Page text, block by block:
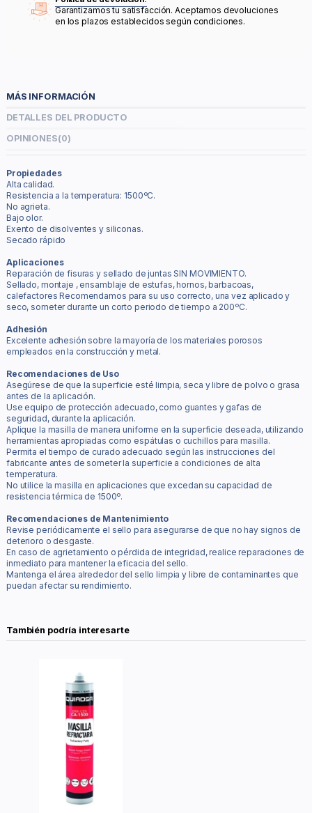
Garantizamos tu satisfacción. Aceptamos devoluciones
en los plazos establecidos según condiciones.
MÁS INFORMACIÓN
DETALLES DEL PRODUCTO
OPINIONES(0)
Propiedades
Alta calidad.
Resistencia a la temperatura: 1500ºC.
No agrieta.
Bajo olor.
Exento de disolventes y siliconas.
Secado rápido
Aplicaciones
Reparación de fisuras y sellado de juntas SIN MOVIMIENTO.
Sellado, montaje , ensamblaje de estufas, hornos, barbacoas,
calefactores Recomendamos para su uso correcto, una vez aplicado y
seco, someter durante un corto periodo de tiempo a 200ºC.
Adhesión
Excelente adhesión sobre la mayoría de los materiales porosos
empleados en la construcción y metal.
Recomendaciones de Uso
Asegúrese de que la superficie esté limpia, seca y libre de polvo o grasa
antes de la aplicación.
Use equipo de protección adecuado, como guantes y gafas de
seguridad, durante la aplicación.
Aplique la masilla de manera uniforme en la superficie deseada, utilizando
herramientas apropiadas como espátulas o cuchillos para masilla.
Permita el tiempo de curado adecuado según las instrucciones del
fabricante antes de someter la superficie a condiciones de alta
temperatura.
No utilice la masilla en aplicaciones que excedan su capacidad de
resistencia térmica de 1500º.
Recomendaciones de Mantenimiento
Revise periódicamente el sello para asegurarse de que no hay signos de
deterioro o desgaste.
En caso de agrietamiento o pérdida de integridad, realice reparaciones de
inmediato para mantener la eficacia del sello.
Mantenga el área alrededor del sello limpia y libre de contaminantes que
puedan afectar su rendimiento.
También podría interesarte